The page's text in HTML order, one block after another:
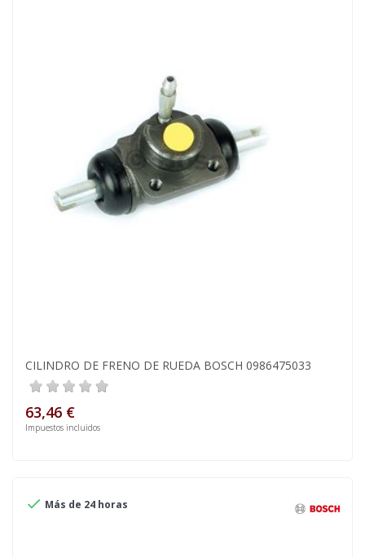
CILINDRO DE FRENO DE RUEDA BOSCH 0986475033
63,46 €
Impuestos incluidos
 Más de 24 horas